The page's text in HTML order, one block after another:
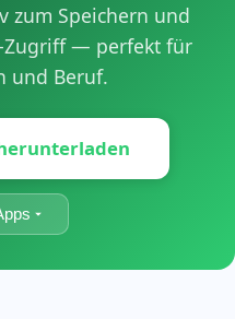
zum Speichern und
Zugriff — perfekt für
und Beruf.